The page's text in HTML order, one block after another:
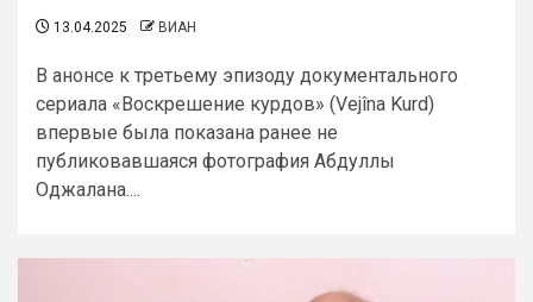
13.04.2025 ВИАН
В анонсе к третьему эпизоду документального
сериала «Воскрешение курдов» (Vejîna Kurd)
впервые была показана ранее не
публиковавшаяся фотография Абдуллы
Оджалана....